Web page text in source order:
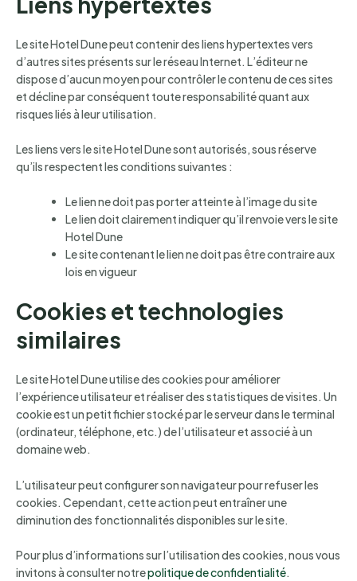
Le site Hotel Dune peut contenir des liens hypertextes vers
d’autres sites présents sur le réseau Internet. L’éditeur ne
dispose d’aucun moyen pour contrôler le contenu de ces sites
et décline par conséquent toute responsabilité quant aux
risques liés à leur utilisation.
Les liens vers le site Hotel Dune sont autorisés, sous réserve
qu’ils respectent les conditions suivantes :
Le lien ne doit pas porter atteinte à l’image du site
Le lien doit clairement indiquer qu’il renvoie vers le site
Hotel Dune
Le site contenant le lien ne doit pas être contraire aux
lois en vigueur
Cookies et technologies
similaires
Le site Hotel Dune utilise des cookies pour améliorer
l’expérience utilisateur et réaliser des statistiques de visites. Un
cookie est un petit fichier stocké par le serveur dans le terminal
(ordinateur, téléphone, etc.) de l’utilisateur et associé à un
domaine web.
L’utilisateur peut configurer son navigateur pour refuser les
cookies. Cependant, cette action peut entraîner une
diminution des fonctionnalités disponibles sur le site.
Pour plus d’informations sur l’utilisation des cookies, nous vous
invitons à consulter notrepolitique de confidentialité.